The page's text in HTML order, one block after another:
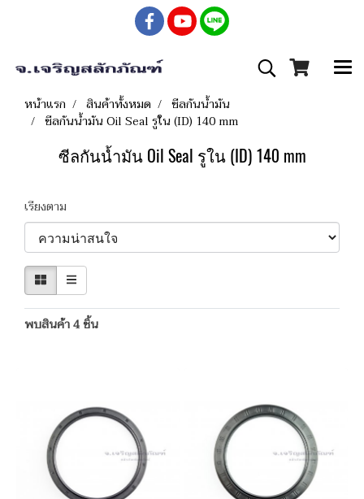
หน้าแรก สินค้าทั้งหมด
ซีลกันน้ำมัน
ซีลกันน้ำมัน Oil Seal รูใน (ID) 140 mm
ซีลกันน้ำมัน Oil Seal รูใน (ID) 140 mm
เรียงตาม
พบสินค้า 4 ชิ้น